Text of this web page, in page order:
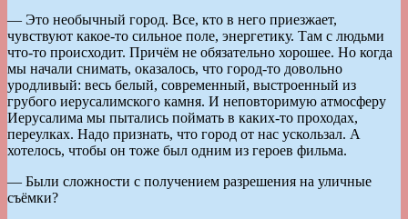
— Это необычный город. Все, кто в него приезжает,
чувствуют какое-то сильное поле, энергетику. Там с людьми
что-то происходит. Причём не обязательно хорошее. Но когда
мы начали снимать, оказалось, что город-то довольно
уродливый: весь белый, современный, выстроенный из
грубого иерусалимского камня. И неповторимую атмосферу
Иерусалима мы пытались поймать в каких-то проходах,
переулках. Надо признать, что город от нас ускользал. А
хотелось, чтобы он тоже был одним из героев фильма.
— Были сложности с получением разрешения на уличные
съёмки?